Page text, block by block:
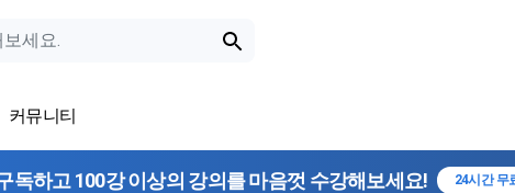
커뮤니티
독하고 100강 이상의 강의를 마음껏 수강해보세요! 24시간 무